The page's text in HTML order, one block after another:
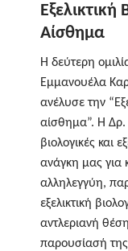
Εξελικτική
Αίσθημα
Η δεύτερη
Εμμανουέλα
ανέλυσε την
αίσθημα”. Η Δρ.
βιολογικές και
ανάγκη μας για
αλληλεγγύη,
εξελικτική
αντλεριανή
παρουσίασή